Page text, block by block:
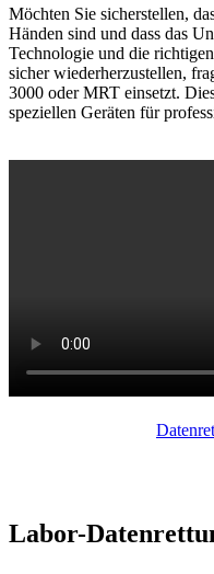
Möchten Sie sicherstellen,
Händen sind und dass das
Technologie und die
sicher wiederherzustellen,
3000 oder MRT einsetzt.
speziellen Geräten für
Labor-